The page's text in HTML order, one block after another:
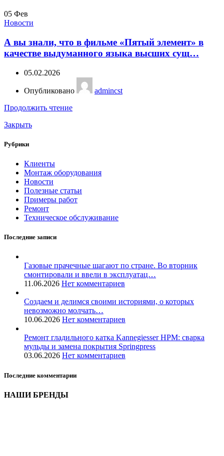
05 Фев
Новости
А вы знали, что в фильме «Пятый элемент» в
качестве выдуманного языка высших сущ…
05.02.2026
Опубликовано
admincst
Продолжить чтение
Закрыть
Рубрики
Клиенты
Монтаж оборудования
Новости
Полезные статьи
Примеры работ
Ремонт
Техническое обслуживание
Последние записи
Газовые прачечные шагают по стране. Во вторник
смонтировали и ввели в эксплуатац…
11.06.2026 Нет комментариев
Создаем и делимся своими историями, о которых
невозможно молчать…
10.06.2026 Нет комментариев
Ремонт гладильного катка Kannegiesser HPM: сварка
мульды и замена покрытия Springpress
03.06.2026 Нет комментариев
Последние комментарии
НАШИ БРЕНДЫ